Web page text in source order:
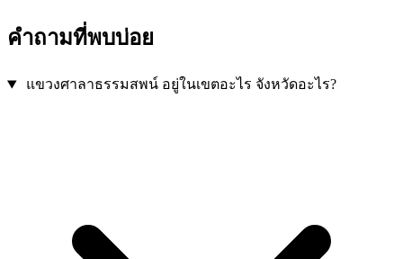
คำถามที่พบบ่อย
แขวงศาลาธรรมสพน์ อยู่ในเขตอะไร จังหวัดอะไร?